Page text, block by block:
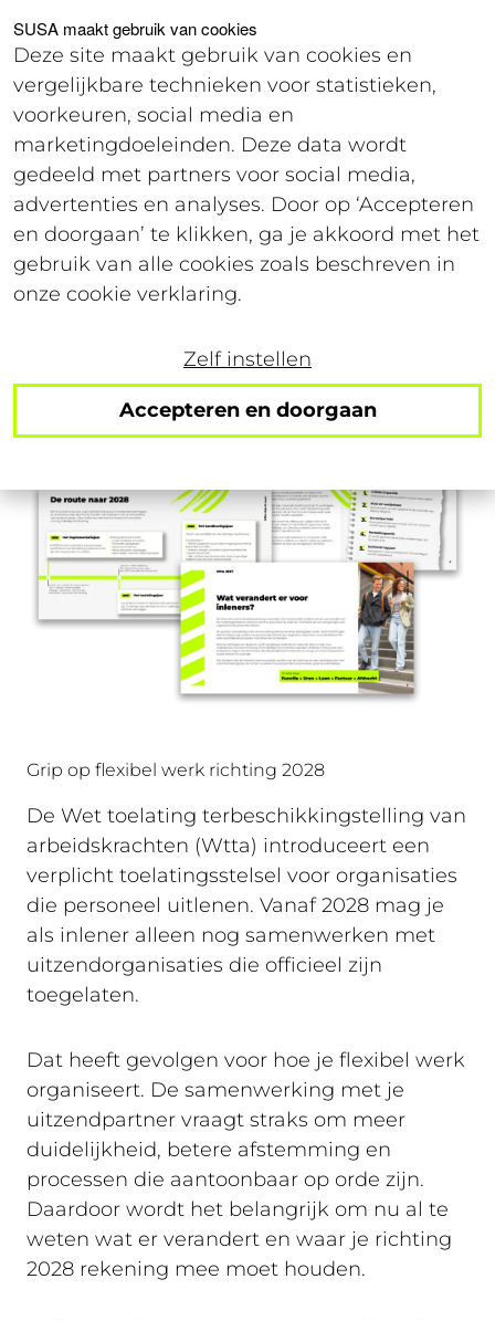
SUSA maakt gebruik van cookies
Deze site maakt gebruik van cookies en
vergelijkbare technieken voor statistieken,
voorkeuren, social media en
marketingdoeleinden. Deze data wordt
gedeeld met partners voor social media,
advertenties en analyses. Door op ‘Accepteren
en doorgaan’ te klikken, ga je akkoord met het
gebruik van alle cookies zoals beschreven in
onze cookie verklaring.
Zelf instellen
Accepteren en doorgaan
Voor studenten Voor werkgevers
Offerte
Gids: Wtta 2027
28 juli 2026
Leestijd: 2 minuten
Grip op flexibel werk richting 2028
De Wet toelating terbeschikkingstelling van
arbeidskrachten (Wtta) introduceert een
verplicht toelatingsstelsel voor organisaties
die personeel uitlenen. Vanaf 2028 mag je
als inlener alleen nog samenwerken met
uitzendorganisaties die officieel zijn
toegelaten.
Dat heeft gevolgen voor hoe je flexibel werk
organiseert. De samenwerking met je
uitzendpartner vraagt straks om meer
duidelijkheid, betere afstemming en
processen die aantoonbaar op orde zijn.
Daardoor wordt het belangrijk om nu al te
weten wat er verandert en waar je richting
2028 rekening mee moet houden.